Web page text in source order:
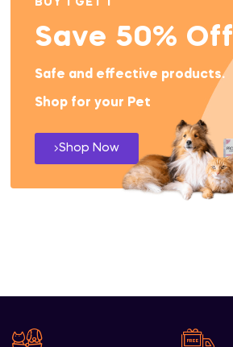
BUY 1 GET 1
Save 50% Off
Safe and effective products.
Shop for your Pet
Shop Now